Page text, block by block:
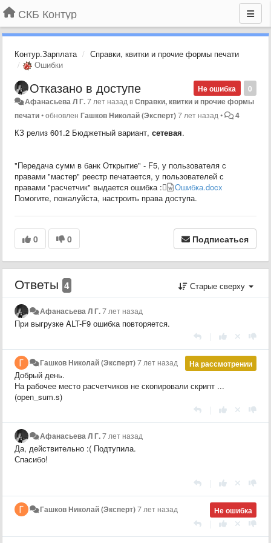
СКБ Контур
Контур.Зарплата
Справки, квитки и прочие формы печати
Ошибки
0
Не ошибка
Отказано в доступе
Афанасьева Л Г.7 лет назад вСправки, квитки и прочие формы
печати•обновлен Гашков Николай (Эксперт)7 лет назад • 4
КЗ релиз 601.2 Бюджетный вариант, сетевая.
"Передача сумм в банк Открытие" - F5, у пользователя с
правами "мастер" реестр печатается, у пользователей с
правами "расчетчик" выдается ошибка :
Ошибка.docx
Помогите, пожалуйста, настроить права доступа.
0 0 Подписаться
Ответы 4 Старые сверху
Афанасьева Л Г.7 лет назад
При выгрузке ALT-F9 ошибка повторяется.
На рассмотрении
Гашков Николай (Эксперт)7 лет назад
Добрый день.
На рабочее место расчетчиков не скопировали скрипт ...
(open_sum.s)
Афанасьева Л Г.7 лет назад
Да, действительно :( Подтупила.
Спасибо!
Не ошибка
Гашков Николай (Эксперт)7 лет назад